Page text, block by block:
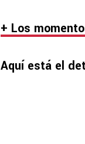
+ Los
Aquí está el